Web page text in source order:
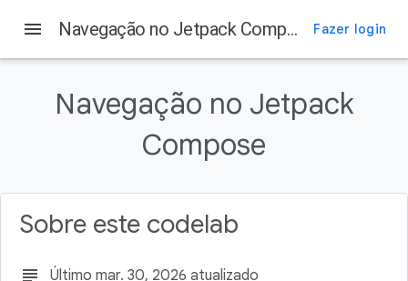
1. Introdução
O que é necessário
Como navegar com o Compose
menu Navegação no Jetpack Compose Fazer login
Navegação no Jetpack
Compose
Sobre este codelab
subject Último mar. 30, 2026 atualizado